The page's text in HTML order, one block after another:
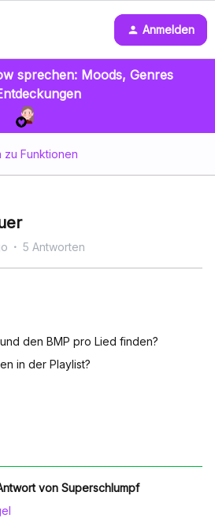
Anmelden
sprechen: Moods, Genres
Funktionen
5 Antworten
den BMP pro Lied finden?
in der Playlist?
von Superschlumpf